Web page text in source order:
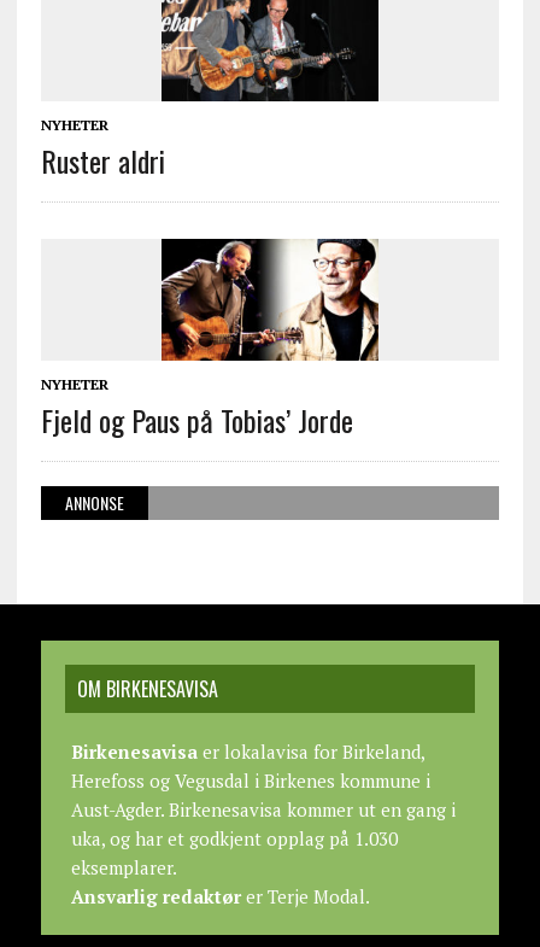
NYHETER
Ruster aldri
NYHETER
Fjeld og Paus på Tobias’ Jorde
ANNONSE
OM BIRKENESAVISA
Birkenesavisaer lokalavisa for Birkeland,
Herefoss og Vegusdal i Birkenes kommune i
Aust-Agder. Birkenesavisa kommer ut en gang i
uka, og har et godkjent opplag på 1.030
eksemplarer.
Ansvarlig redaktører Terje Modal.